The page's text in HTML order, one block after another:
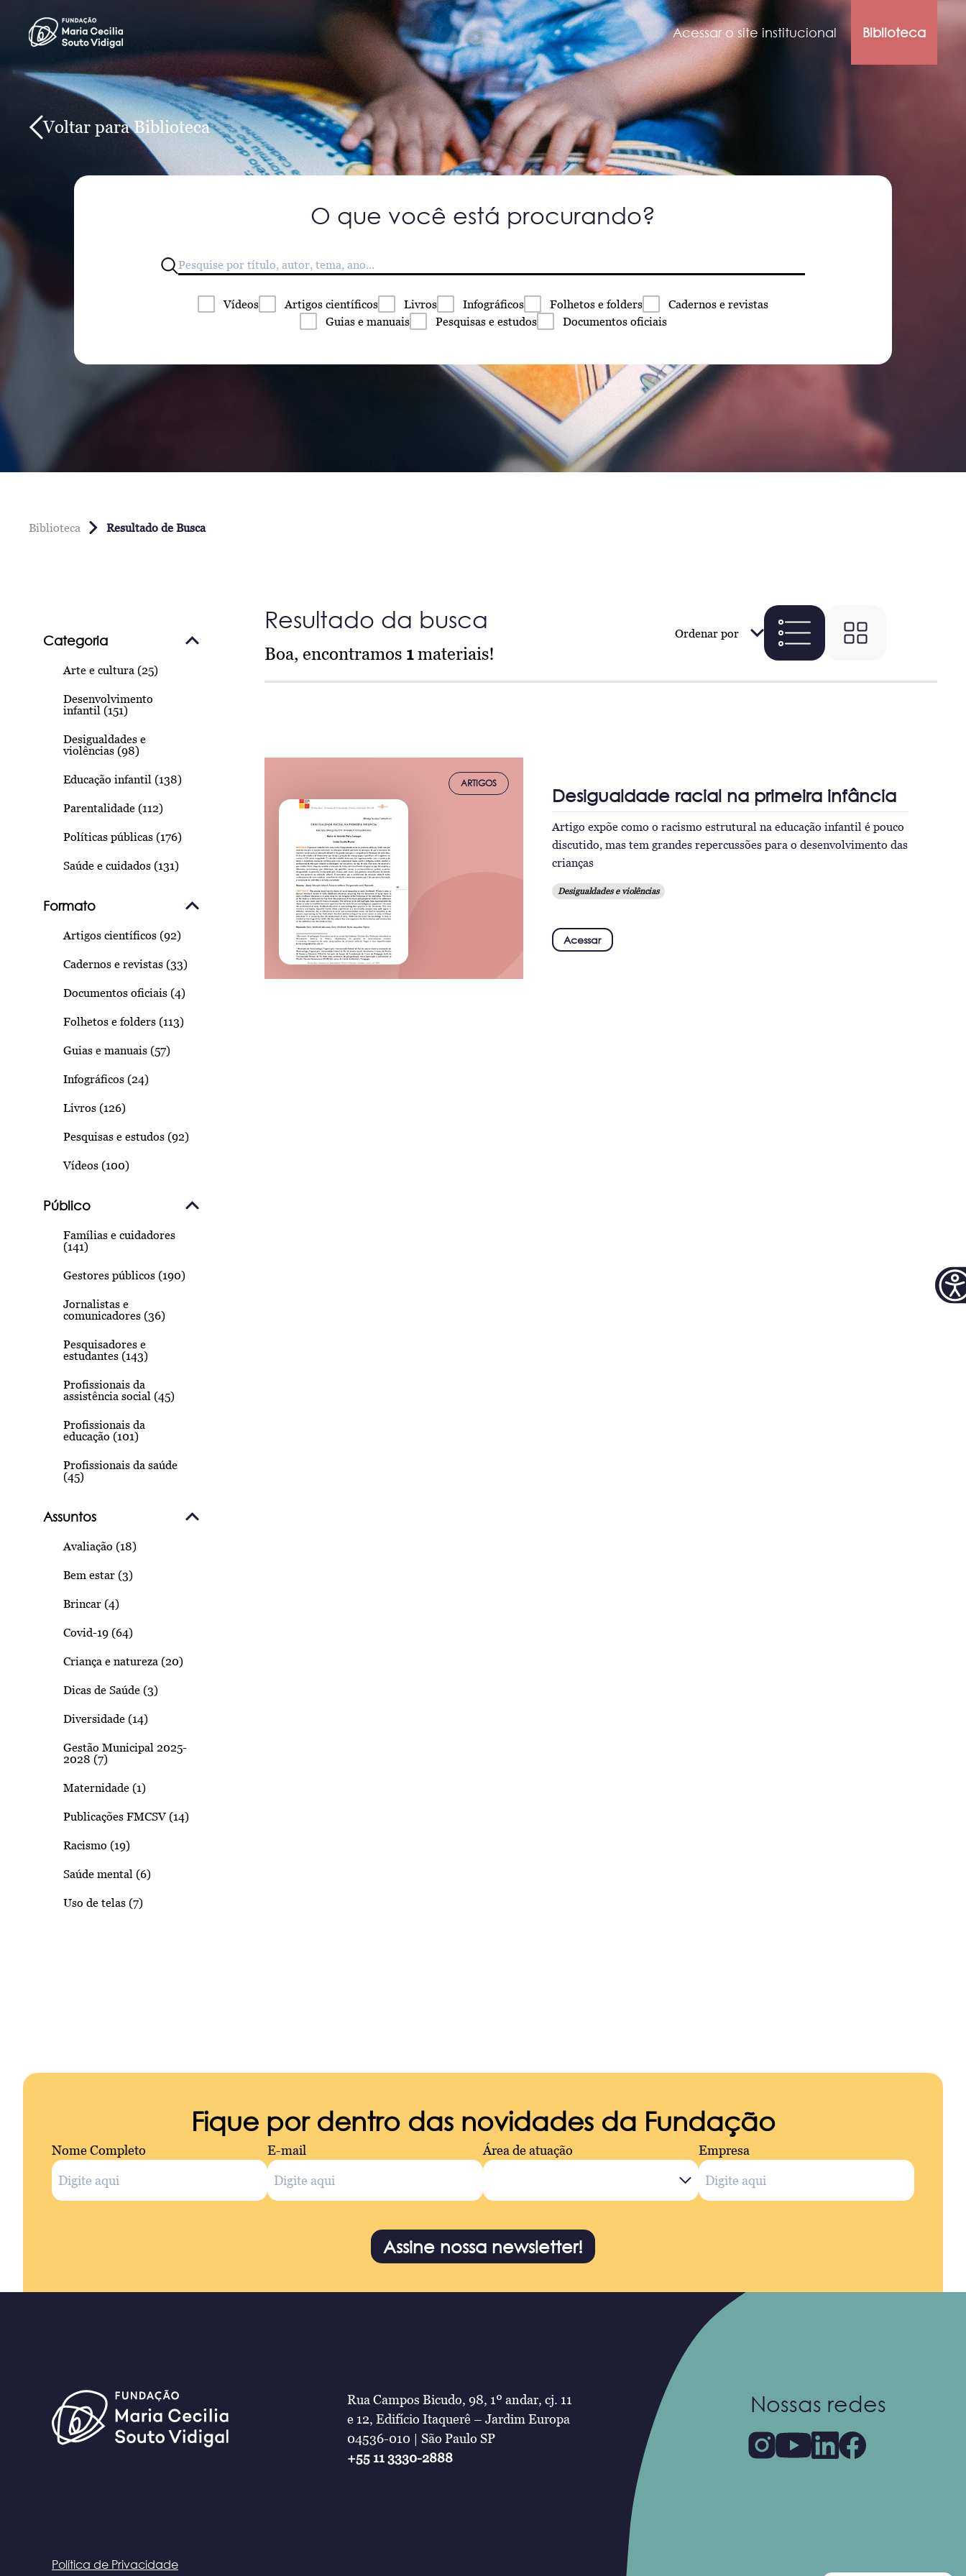
Acessar o site institucional Biblioteca
Voltar para Biblioteca
O que você está procurando?
Vídeos Artigos científicos Livros Infográficos Folhetos e folders Cadernos e revistas
Guias e manuais Pesquisas e estudos Documentos oficiais
Biblioteca Resultado de Busca
Categoria
Arte e cultura (25)
Desenvolvimento
infantil (151)
Desigualdades e
violências (98)
Educação infantil (138)
Parentalidade (112)
Políticas públicas (176)
Saúde e cuidados (131)
Formato
Artigos científicos (92)
Cadernos e revistas (33)
Documentos oficiais (4)
Folhetos e folders (113)
Guias e manuais (57)
Infográficos (24)
Livros (126)
Pesquisas e estudos (92)
Vídeos (100)
Público
Famílias e cuidadores
(141)
Gestores públicos (190)
Jornalistas e
comunicadores (36)
Pesquisadores e
estudantes (143)
Profissionais da
assistência social (45)
Profissionais da
educação (101)
Profissionais da saúde
(45)
Assuntos
Avaliação (18)
Bem estar (3)
Brincar (4)
Covid-19 (64)
Criança e natureza (20)
Dicas de Saúde (3)
Diversidade (14)
Gestão Municipal 2025-
2028 (7)
Maternidade (1)
Publicações FMCSV (14)
Racismo (19)
Saúde mental (6)
Uso de telas (7)
Resultado da busca
Boa, encontramos 1materiais!
Ordenar por
ARTIGOS
Desigualdade racial na primeira infância
Artigo expõe como o racismo estrutural na educação infantil é pouco
discutido, mas tem grandes repercussões para o desenvolvimento das
crianças
Desigualdades e violências
Acessar
Fique por dentro das novidades da Fundação
Nome Completo E-mail Área de atuação Empresa
Assine nossa newsletter!
Rua Campos Bicudo, 98, 1º andar, cj. 11
e 12, Edifício Itaquerê – Jardim Europa
04536-010 | São Paulo SP
+55 11 3330-2888
Nossas redes
Política de Privacidade